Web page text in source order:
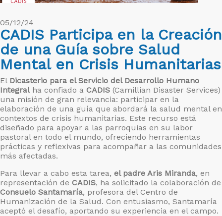
05/12/24
CADIS Participa en la Creación
de una Guía sobre Salud
Mental en Crisis Humanitarias
El Dicasterio para el Servicio del Desarrollo Humano
Integralha confiado a CADIS (Camillian Disaster Services)
una misión de gran relevancia: participar en la
elaboración de una guía que abordará la salud mental en
contextos de crisis humanitarias. Este recurso está
diseñado para apoyar a las parroquias en su labor
pastoral en todo el mundo, ofreciendo herramientas
prácticas y reflexivas para acompañar a las comunidades
más afectadas.
Para llevar a cabo esta tarea, el padre Aris Miranda, en
representación de CADIS, ha solicitado la colaboración de
Consuelo Santamaría, profesora del Centro de
Humanización de la Salud. Con entusiasmo, Santamaría
aceptó el desafío, aportando su experiencia en el campo.